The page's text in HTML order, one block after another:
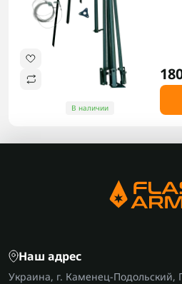
В наличии
Наш адрес
Украина, г. Каменец-Подольский,